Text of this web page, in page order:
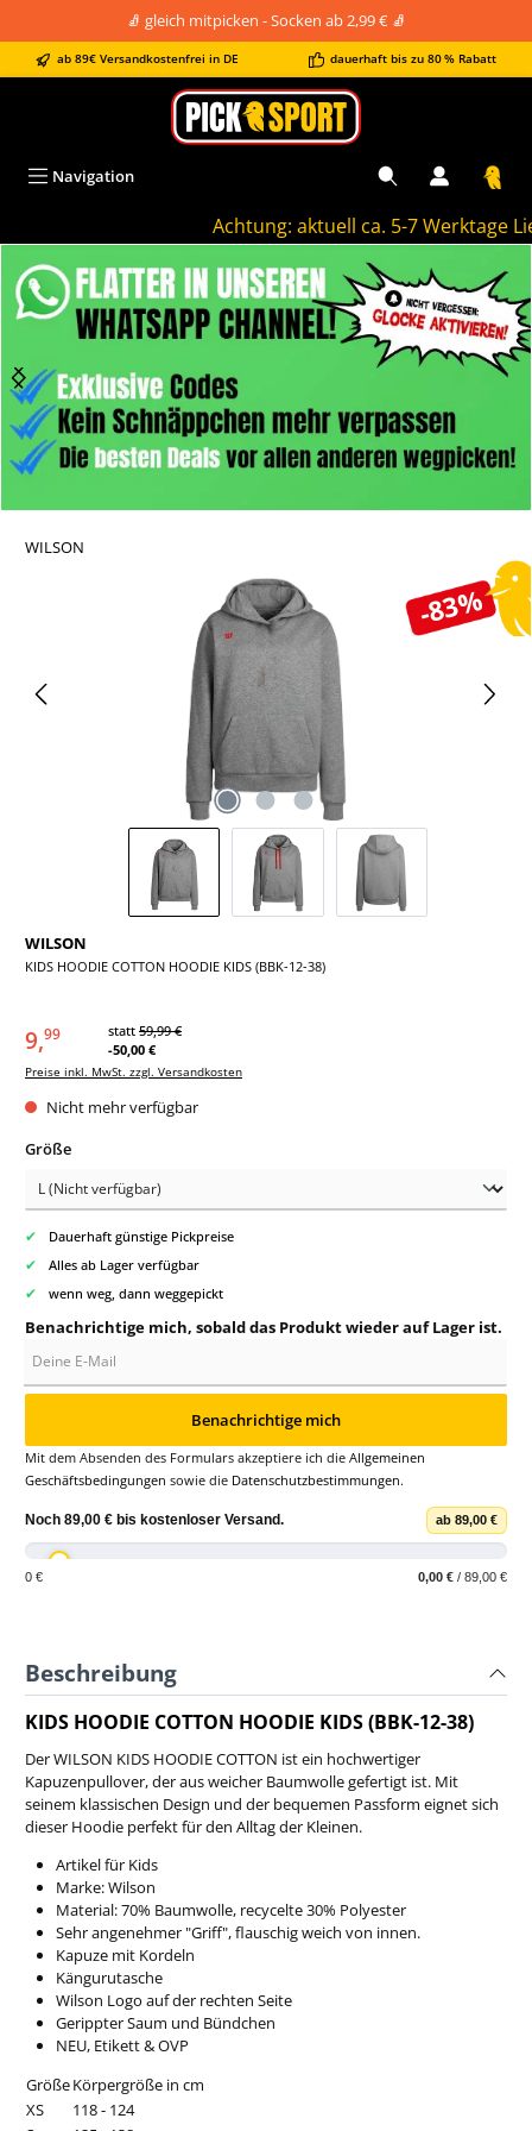
🧦 gleich mitpicken - Socken ab 2,99 € 🧦
ab 89€ Versandkostenfrei in DE dauerhaft bis zu 80 % Rabatt
Achtung: aktuell ca. 5-7 Werktage
Navigation
-83%
WILSON
KIDS HOODIE COTTON HOODIE KIDS (BBK-12-38)
WILSON
9,99 statt 59,99 €
-50,00 €
Preise inkl. MwSt. zzgl. Versandkosten
Nicht mehr verfügbar
Größeauswählen
✔ Dauerhaft günstige Pickpreise
✔ Alles ab Lager verfügbar
✔ wenn weg, dann weggepickt
Benachrichtige mich, sobald das Produkt wieder auf Lager ist.
Benachrichtige mich
Mit dem Absenden des Formulars akzeptiere ich die Allgemeinen
Geschäftsbedingungen sowie die Datenschutzbestimmungen.
Noch 89,00 € bis kostenloser Versand. ab 89,00 €
0 € 0,00 € / 89,00 €
Beschreibung
KIDS HOODIE COTTON HOODIE KIDS (BBK-12-38)
Der WILSON KIDS HOODIE COTTON ist ein hochwertiger
Kapuzenpullover, der aus weicher Baumwolle gefertigt ist. Mit
seinem klassischen Design und der bequemen Passform eignet sich
dieser Hoodie perfekt für den Alltag der Kleinen.
Artikel für Kids
Marke: Wilson
Material: 70% Baumwolle, recycelte 30% Polyester
Sehr angenehmer "Griff", flauschig weich von innen.
Kapuze mit Kordeln
Kängurutasche
Wilson Logo auf der rechten Seite
Gerippter Saum und Bündchen
NEU, Etikett & OVP
GrößeKörpergröße in cm
XS
118 - 124